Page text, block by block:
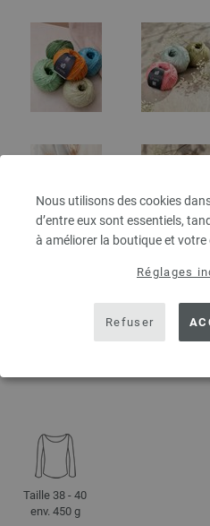
Nous utilisons des cookies
d’entre eux sont essentiels,
à améliorer la boutique et votre
Réglages
Refuser
Taille 38 - 40
env. 450 g